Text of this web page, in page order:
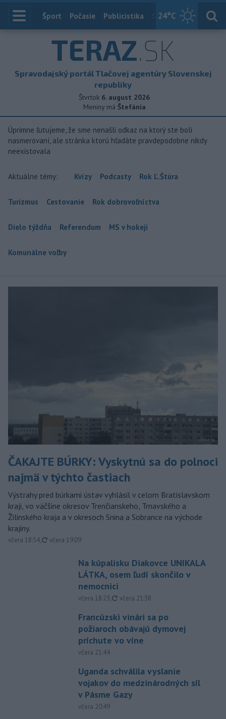
24°C
Index
Šport Počasie Publicistika Slovensko
TERAZ.SK
Spravodajský portál Tlačovej agentúry Slovenskej
republiky
Štvrtok 6. august 2026
Meniny má Štefánia
Úprimne ľutujeme, že sme nenašli odkaz na ktorý ste boli
nasmerovaní, ale stránka ktorú hľadáte pravdepodobne nikdy
neexistovala
Aktuálne témy: Kvízy Podcasty Rok Ľ.Štúra
Turizmus Cestovanie Rok dobrovoľníctva
Dielo týždňa Referendum MS v hokeji
Komunálne voľby
ČAKAJTE BÚRKY: Vyskytnú sa do polnoci
najmä v týchto častiach
Výstrahy pred búrkami ústav vyhlásil v celom Bratislavskom
kraji, vo väčšine okresov Trenčianskeho, Trnavského a
Žilinského kraja a v okresoch Snina a Sobrance na východe
krajiny.
včera 18:54, aktualizované
včera 19:09
Na kúpalisku Diakovce UNIKALA
LÁTKA, osem ľudí skončilo v
nemocnici
včera 18:23, aktualizované
včera 21:38
Francúzski vinári sa po
požiaroch obávajú dymovej
príchute vo víne
včera 21:44
Uganda schválila vyslanie
vojakov do medzinárodných síl
v Pásme Gazy
včera 20:49